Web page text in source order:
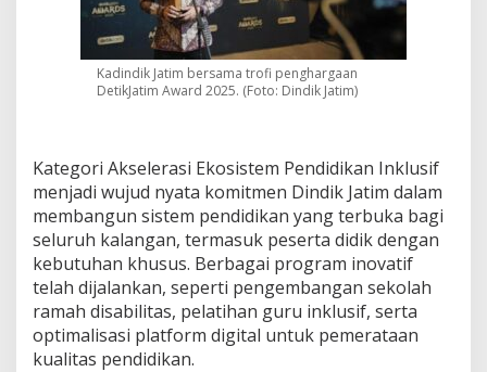
i
f
Kadindik Jatim bersama trofi penghargaan
DetikJatim Award 2025. (Foto: Dindik Jatim)
Kategori Akselerasi Ekosistem Pendidikan Inklusif
menjadi wujud nyata komitmen Dindik Jatim dalam
membangun sistem pendidikan yang terbuka bagi
seluruh kalangan, termasuk peserta didik dengan
kebutuhan khusus. Berbagai program inovatif
telah dijalankan, seperti pengembangan sekolah
ramah disabilitas, pelatihan guru inklusif, serta
optimalisasi platform digital untuk pemerataan
kualitas pendidikan.